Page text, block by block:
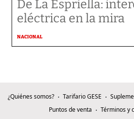
De La Espriella:
eléctrica en la mira
NACIONAL
¿Quiénes somos? Tarifario GESE
Puntos de venta
Términos y